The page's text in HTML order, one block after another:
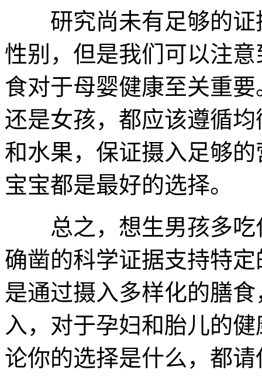
研究尚未有足够的证
性别，但是我们可以注
食对于母婴健康至关重
还是女孩，都应该遵循
和水果，保证摄入足够
宝宝都是最好的选择。
总之，想生男孩多吃
确凿的科学证据支持特
是通过摄入多样化的膳
入，对于孕妇和胎儿的
论你的选择是什么，都